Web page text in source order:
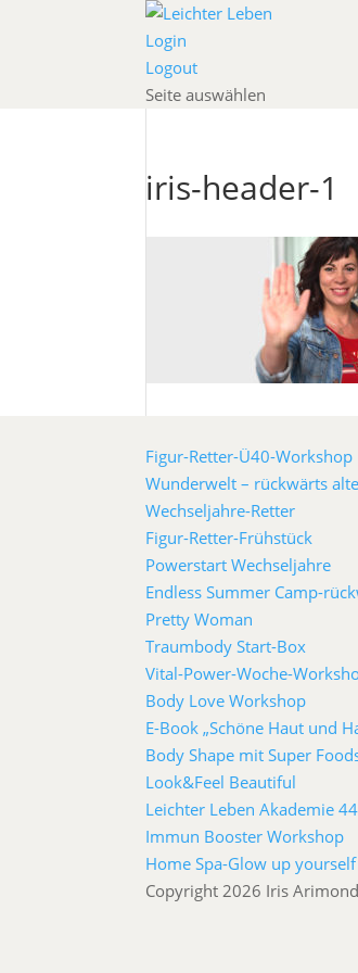
Login
Logout
Seite auswählen
iris-header-1
Figur-Retter-Ü40-Workshop
Wunderwelt – rückwärts
Wechseljahre-Retter
Figur-Retter-Frühstück
Powerstart Wechseljahre
Endless Summer Camp-
Pretty Woman
Traumbody Start-Box
Vital-Power-Woche-
Body Love Workshop
E-Book „Schöne Haut und
Body Shape mit Super
Look&Feel Beautiful
Leichter Leben Akademie
Immun Booster Workshop
Home Spa-Glow up yourself
Copyright 2026 Iris Arimond